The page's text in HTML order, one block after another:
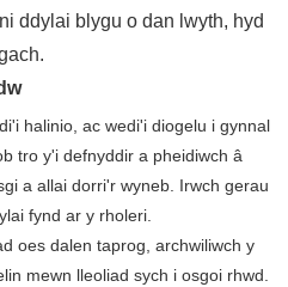
ddylai blygu o dan lwyth, hyd
halinio, ac wedi'i diogelu i gynnal
tro y'i defnyddir a pheidiwch â
a allai dorri'r wyneb. Irwch gerau
fynd ar y rholeri.
oes dalen taprog, archwiliwch y
mewn lleoliad sych i osgoi rhwd.